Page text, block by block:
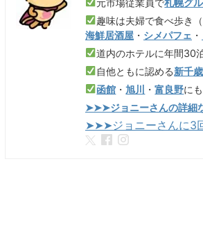
趣味は夫婦で食べ歩き（
海鮮居酒屋 ・ シメパフェ ・
道内のホテルに年間30
自他ともに認める新千
函館 ・旭川 ・富良野に
➤➤➤ジョニーさんの詳細
➤➤➤ジョニーさんに3